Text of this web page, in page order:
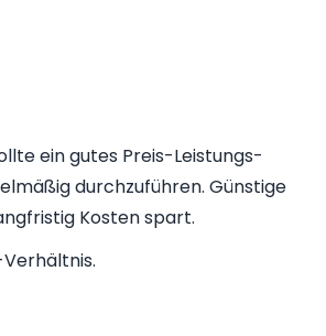
ein gutes Preis-Leistungs-
durchzuführen. Günstige
Kosten spart.